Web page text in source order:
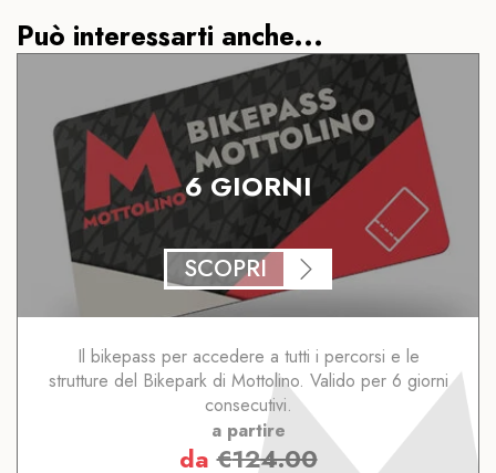
Può interessarti anche...
6 GIORNI
SCOPRI
Il bikepass per accedere a tutti i percorsi e le
strutture del Bikepark di Mottolino. Valido per 6 giorni
consecutivi.
a partire
da€124.00